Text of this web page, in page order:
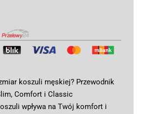
koszuli męskiej? Przewodnik
Comfort i Classic
wpływa na Twój komfort i